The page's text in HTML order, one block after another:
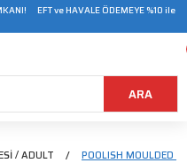
EFT ve HAVALE ÖDEMEYE %10 ile
ARA
/ ADULT POOLISH MOULDED